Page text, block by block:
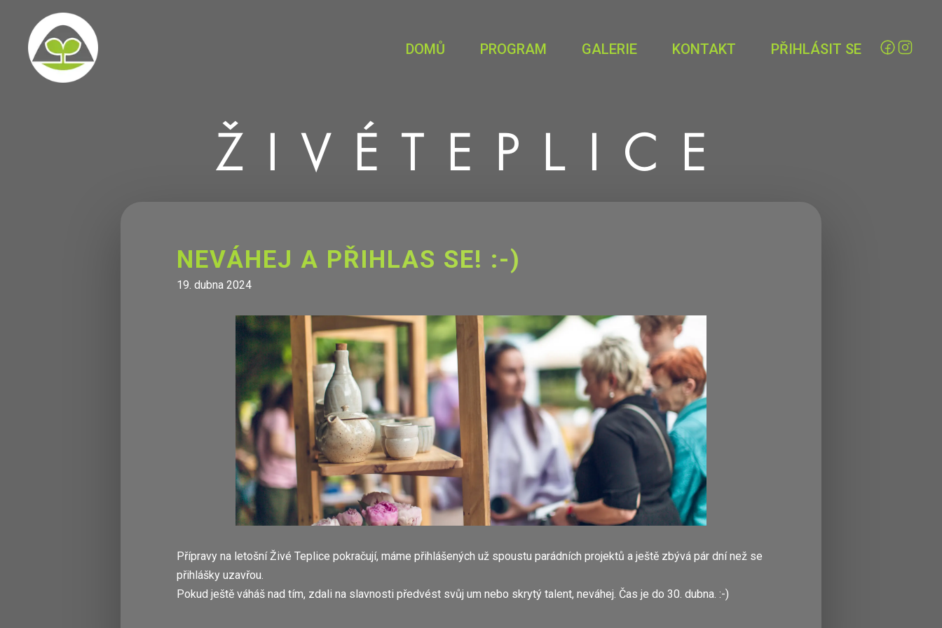
DOMŮ PROGRAM GALERIE KONTAKT PŘIHLÁSIT SE
ŽIVÉ TEPLICE
NEVÁHEJ A PŘIHLAS SE! :-)
19. dubna 2024
Přípravy na letošní Živé Teplice pokračují, máme přihlášených už spoustu parádních projektů a ještě zbývá pár dní než se
přihlášky uzavřou.
Pokud ještě váháš nad tím, zdali na slavnosti předvést svůj um nebo skrytý talent, neváhej. Čas je do 30. dubna. :-)